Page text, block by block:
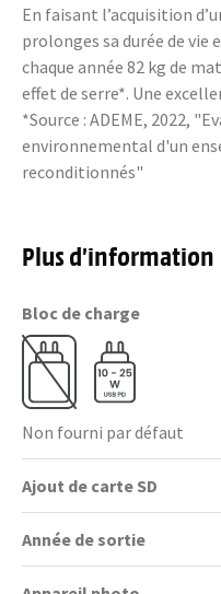
En faisant l’acquisition
prolonges sa durée de
chaque année 82 kg de
effet de serre*. Une
*Source : ADEME, 2022,
environnemental d'un
reconditionnés"
Plus d’information
Bloc de charge
Non fourni par défaut
Ajout de carte SD
Année de sortie